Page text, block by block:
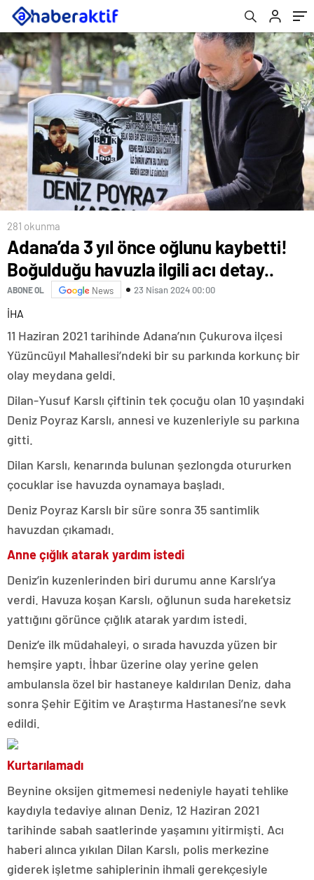
281 okunma
Adana’da 3 yıl önce oğlunu kaybetti!
Boğulduğu havuzla ilgili acı detay..
ABONE OL News 23 Nisan 2024 00:00
İHA
11 Haziran 2021 tarihinde Adana’nın Çukurova ilçesi
Yüzüncüyıl Mahallesi’ndeki bir su parkında korkunç bir
olay meydana geldi.
Dilan-Yusuf Karslı çiftinin tek çocuğu olan 10 yaşındaki
Deniz Poyraz Karslı, annesi ve kuzenleriyle su parkına
gitti.
Dilan Karslı, kenarında bulunan şezlongda otururken
çocuklar ise havuzda oynamaya başladı.
Deniz Poyraz Karslı bir süre sonra 35 santimlik
havuzdan çıkamadı.
Anne çığlık atarak yardım istedi
Deniz’in kuzenlerinden biri durumu anne Karslı’ya
verdi. Havuza koşan Karslı, oğlunun suda hareketsiz
yattığını görünce çığlık atarak yardım istedi.
Deniz’e ilk müdahaleyi, o sırada havuzda yüzen bir
hemşire yaptı. İhbar üzerine olay yerine gelen
ambulansla özel bir hastaneye kaldırılan Deniz, daha
sonra Şehir Eğitim ve Araştırma Hastanesi’ne sevk
edildi.
Kurtarılamadı
Beynine oksijen gitmemesi nedeniyle hayati tehlike
kaydıyla tedaviye alınan Deniz, 12 Haziran 2021
tarihinde sabah saatlerinde yaşamını yitirmişti. Acı
haberi alınca yıkılan Dilan Karslı, polis merkezine
giderek işletme sahiplerinin ihmali gerekçesiyle